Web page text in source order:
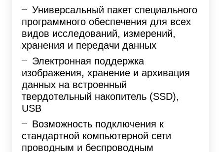
Универсальный пакет специального
программного обеспечения для всех
видов исследований, измерений,
хранения и передачи данных
Электронная поддержка
изображения, хранение и архивация
данных на встроенный
твердотельный накопитель (SSD),
USB
Возможность подключения к
стандартной компьютерной сети
проводным и беспроводным